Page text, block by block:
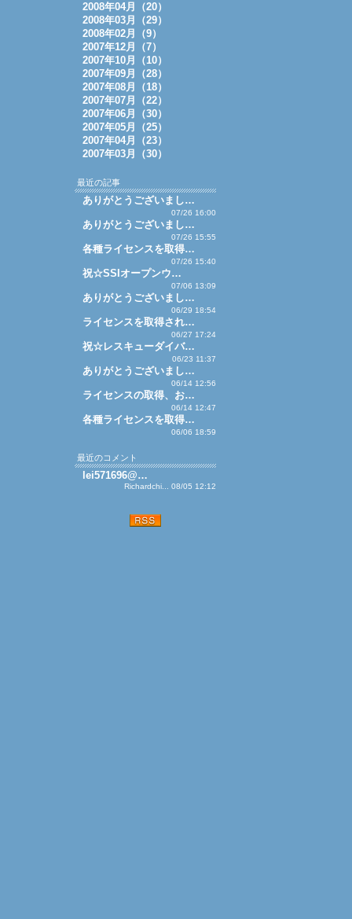
2008年04月（20）
2008年03月（29）
2008年02月（9）
2007年12月（7）
2007年10月（10）
2007年09月（28）
2007年08月（18）
2007年07月（22）
2007年06月（30）
2007年05月（25）
2007年04月（23）
2007年03月（30）
最近の記事
ありがとうございまし…
07/26 16:00
ありがとうございまし…
07/26 15:55
各種ライセンスを取得…
07/26 15:40
祝☆SSIオープンウ…
07/06 13:09
ありがとうございまし…
06/29 18:54
ライセンスを取得され…
06/27 17:24
祝☆レスキューダイバ…
06/23 11:37
ありがとうございまし…
06/14 12:56
ライセンスの取得、お…
06/14 12:47
各種ライセンスを取得…
06/06 18:59
最近のコメント
lei571696@…
Richardchi... 08/05 12:12